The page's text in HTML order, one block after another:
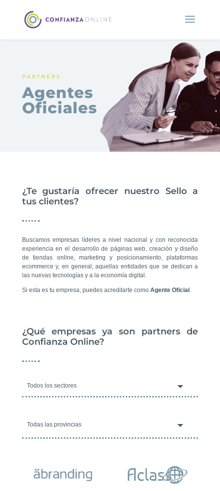
PARTNERS
Agentes
Oficiales
¿Te gustaría ofrecer nuestro Sello a
tus clientes?
Buscamos empresas líderes a nivel nacional y con reconocida
experiencia en el desarrollo de páginas web, creación y diseño
de tiendas online, marketing y posicionamiento, plataformas
ecommerce y, en general, aquellas entidades que se dedican a
las nuevas tecnologías y a la economía digital.
Si esta es tu empresa, puedes acreditarte como Agente Oficial .
¿Qué empresas ya son partners de
Confianza Online?